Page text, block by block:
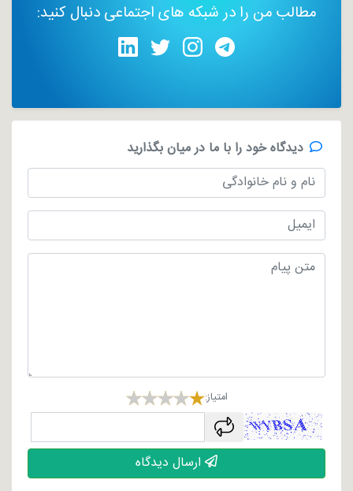
مطالب من را در شبکه های اجتماعی دنبال کنید:
دیدگاه خود را با ما در میان بگذارید
امتیاز:
captcha
ارسال دیدگاه